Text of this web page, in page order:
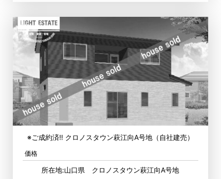
※ご成約済‼ クロノスタウン萩江向A号地（自社建売）
価格
所在地:山口県 クロノスタウン萩江向A号地